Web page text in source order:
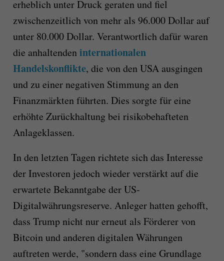
erheblich unter Druck geraten und fiel
zwischenzeitlich von mehr als 96.000 Dollar auf
unter 80.000 Dollar. Verantwortlich dafür waren
die anhaltendeninternationalen
Handelskonflikte, die von den USA ausgingen
und zu einer negativen Stimmung an den
Finanzmärkten führten. Dies sorgte für eine
erhöhte Zurückhaltung bei risikobehafteten
Anlageklassen.
In den letzten Tagen richtete sich das Interesse
der Investoren jedoch wieder verstärkt auf die
erwartete Bekanntgabe der US-
Digitalwährungsreserve. Anleger hatten gehofft,
dass Trump nicht nur erneut als Förderer von
Bitcoin und anderen digitalen Währungen
auftreten werde, "sondern dass eine Grundlage